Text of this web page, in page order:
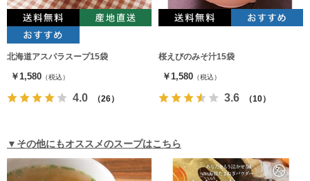
北海道アスパラスープ15袋
￥1,580 （税込）
4.0 （26）
桜えびのみそ汁15袋
￥1,580 （税込）
3.6 （10）
▼その他にもオススメのスープはこちら